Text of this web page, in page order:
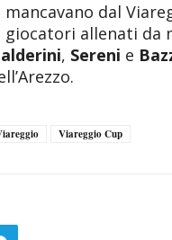
dal
allenati da
, Sereni e
Viareggio Cup